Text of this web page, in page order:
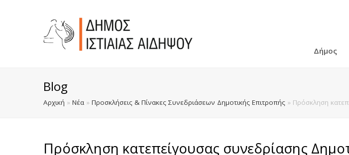
Δήμος
Blog
Αρχική » Νέα » Προσκλήσεις & Πίνακες Συνεδριάσεων Δημοτικής Επιτροπής » Πρόσκληση
Πρόσκληση κατεπείγουσας συνεδρίασης